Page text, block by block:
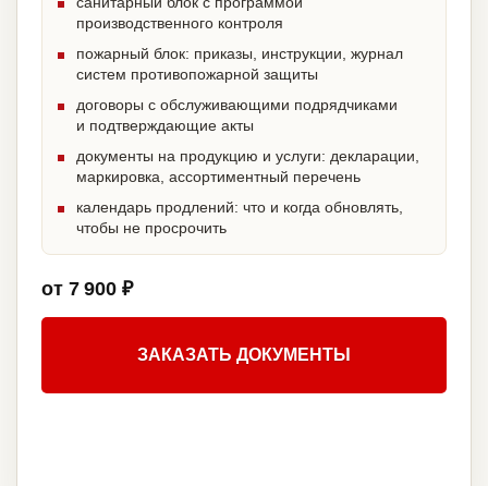
производственного контроля
пожарный блок: приказы, инструкции, журнал
систем противопожарной защиты
договоры с обслуживающими подрядчиками
и подтверждающие акты
документы на продукцию и услуги: декларации,
маркировка, ассортиментный перечень
календарь продлений: что и когда обновлять,
чтобы не просрочить
от 7 900 ₽
ЗАКАЗАТЬ ДОКУМЕНТЫ